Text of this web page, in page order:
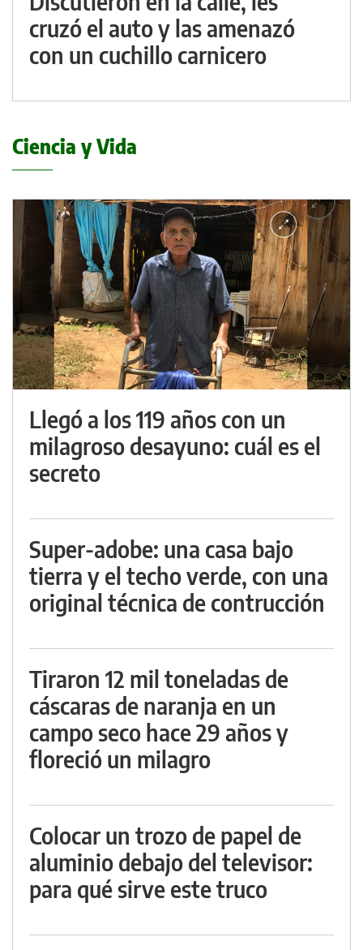
cruzó el auto y las amenazó
con un cuchillo carnicero
Ciencia y Vida
Llegó a los 119 años con un
milagroso desayuno: cuál es el
secreto
Super-adobe: una casa bajo
tierra y el techo verde, con una
original técnica de contrucción
Tiraron 12 mil toneladas de
cáscaras de naranja en un
campo seco hace 29 años y
floreció un milagro
Colocar un trozo de papel de
aluminio debajo del televisor:
para qué sirve este truco